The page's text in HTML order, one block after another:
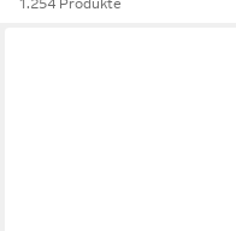
1.254 Produkte